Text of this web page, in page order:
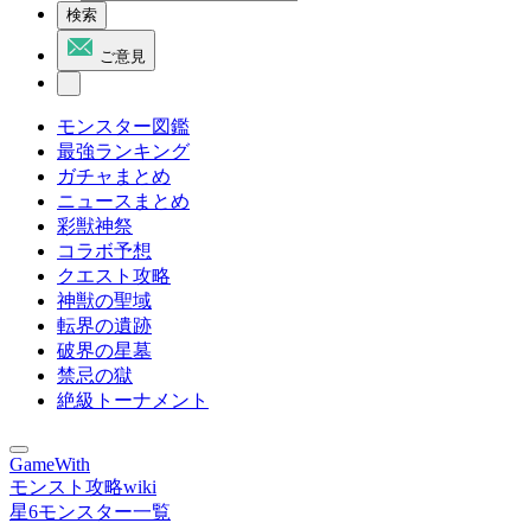
検索
ご意見
モンスター図鑑
最強ランキング
ガチャまとめ
ニュースまとめ
彩獣神祭
コラボ予想
クエスト攻略
神獣の聖域
転界の遺跡
破界の星墓
禁忌の獄
絶級トーナメント
GameWith
モンスト攻略wiki
星6モンスター一覧